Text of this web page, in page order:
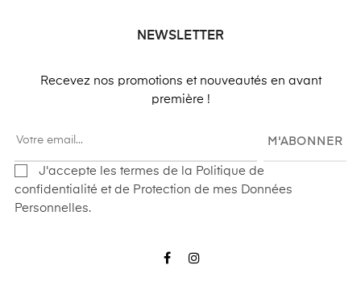
NEWSLETTER
Recevez nos promotions et nouveautés en avant
première !
M'ABONNER
J'accepte les termes de la Politique de
confidentialité et de Protection de mes Données
Personnelles.
Facebook